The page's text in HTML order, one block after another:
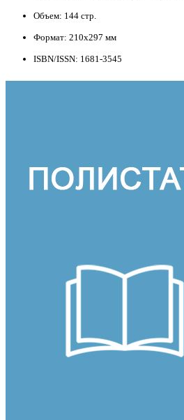
Объем: 144 стр.
Формат: 210x297 мм
ISBN/ISSN: 1681-3545